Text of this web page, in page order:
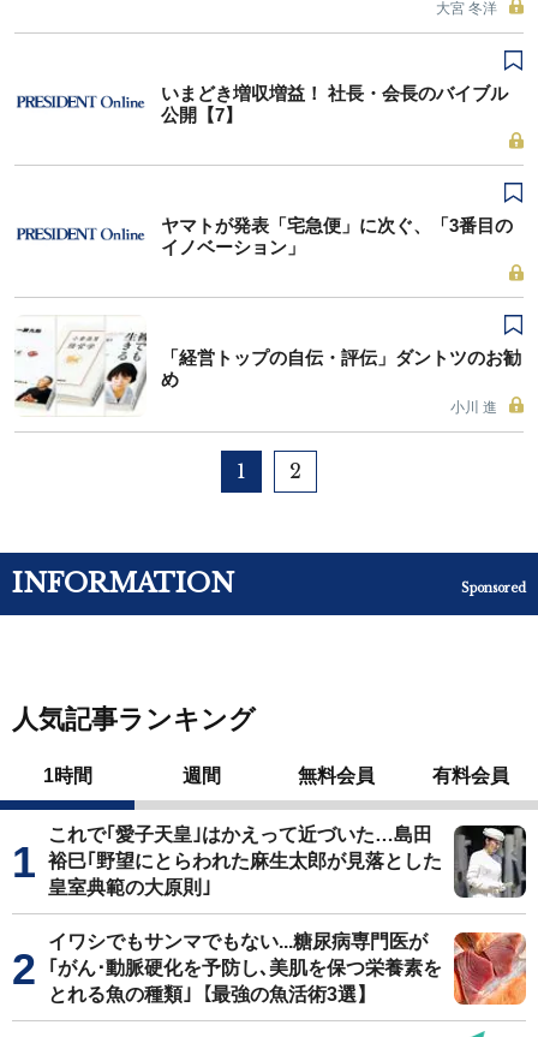
大宮 冬洋
いまどき増収増益！ 社長・会長のバイブル
公開【7】
ヤマトが発表「宅急便」に次ぐ、「3番目の
イノベーション」
「経営トップの自伝・評伝」ダントツのお勧
め
小川 進
1 2
INFORMATION Sponsored
人気記事ランキング
1時間 週間 無料会員 有料会員
これで｢愛子天皇｣はかえって近づいた…島田
裕巳｢野望にとらわれた麻生太郎が見落とした
皇室典範の大原則｣
イワシでもサンマでもない...糖尿病専門医が
｢がん･動脈硬化を予防し､美肌を保つ栄養素を
とれる魚の種類｣【最強の魚活術3選】